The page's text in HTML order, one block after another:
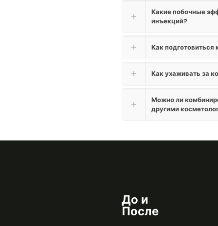
Какие побочные
инъекций?
Как подготовиться
Как ухаживать за
Можно ли
другими
До и
После